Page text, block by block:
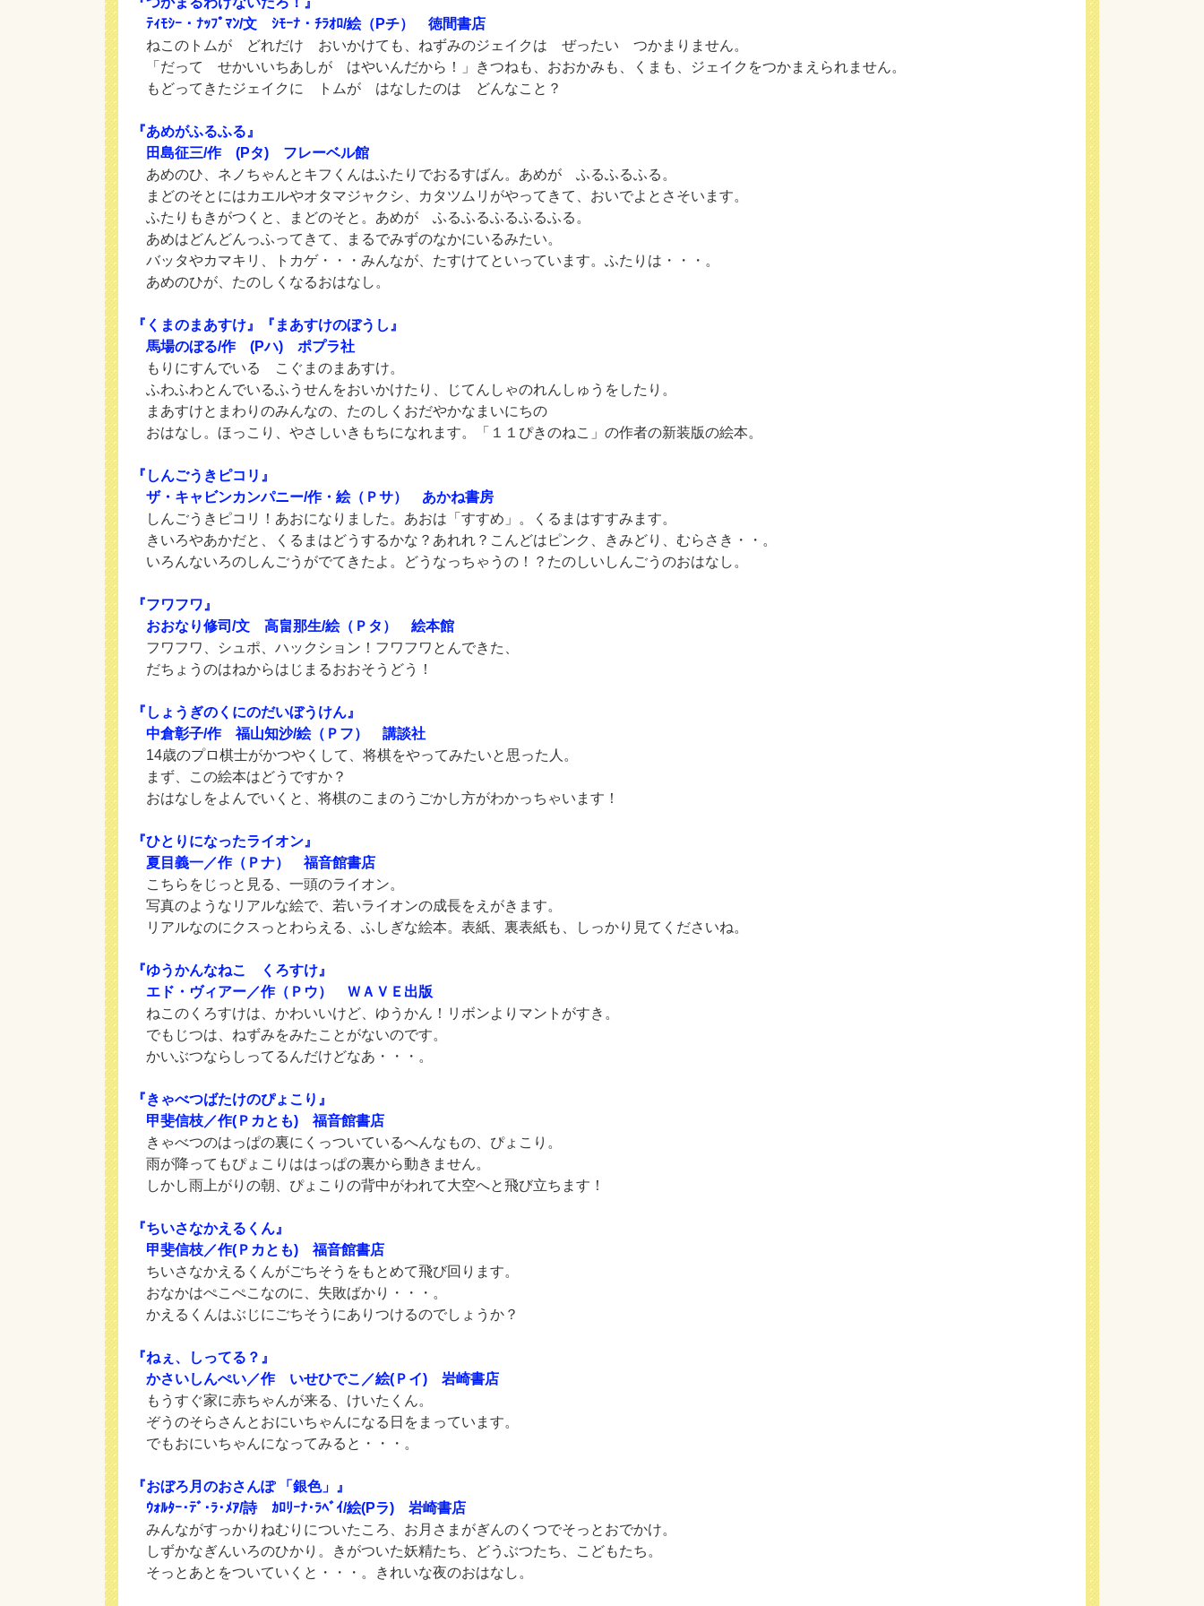
ﾃｨﾓｼｰ・ﾅｯﾌﾟﾏﾝ/文 ｼﾓｰﾅ・ﾁﾗｵﾛ/絵（Pチ） 徳間書店
ねこのトムが どれだけ おいかけても、ねずみのジェイクは ぜったい つかまりません。
「だって せかいいちあしが はやいんだから！」きつねも、おおかみも、くまも、ジェイクをつかまえられません。
もどってきたジェイクに トムが はなしたのは どんなこと？
『あめがふるふる』
田島征三/作 (Pタ) フレーベル館
あめのひ、ネノちゃんとキフくんはふたりでおるすばん。あめが ふるふるふる。
まどのそとにはカエルやオタマジャクシ、カタツムリがやってきて、おいでよとさそいます。
ふたりもきがつくと、まどのそと。あめが ふるふるふるふるふる。
あめはどんどんっふってきて、まるでみずのなかにいるみたい。
バッタやカマキリ、トカゲ・・・みんなが、たすけてといっています。ふたりは・・・。
あめのひが、たのしくなるおはなし。
『くまのまあすけ』『まあすけのぼうし』
馬場のぼる/作 (Pハ) ポプラ社
もりにすんでいる こぐまのまあすけ。
ふわふわとんでいるふうせんをおいかけたり、じてんしゃのれんしゅうをしたり。
まあすけとまわりのみんなの、たのしくおだやかなまいにちの
おはなし。ほっこり、やさしいきもちになれます。「１１ぴきのねこ」の作者の新装版の絵本。
『しんごうきピコリ』
ザ・キャビンカンパニー/作・絵（Ｐサ） あかね書房
しんごうきピコリ！あおになりました。あおは「すすめ」。くるまはすすみます。
きいろやあかだと、くるまはどうするかな？あれれ？こんどはピンク、きみどり、むらさき・・。
いろんないろのしんごうがでてきたよ。どうなっちゃうの！？たのしいしんごうのおはなし。
『フワフワ』
おおなり修司/文 高畠那生/絵（Ｐタ） 絵本館
フワフワ、シュポ、ハックション！フワフワとんできた、
だちょうのはねからはじまるおおそうどう！
『しょうぎのくにのだいぼうけん』
中倉彰子/作 福山知沙/絵（Ｐフ） 講談社
14歳のプロ棋士がかつやくして、将棋をやってみたいと思った人。
まず、この絵本はどうですか？
おはなしをよんでいくと、将棋のこまのうごかし方がわかっちゃいます！
『ひとりになったライオン』
夏目義一／作（Ｐナ） 福音館書店
こちらをじっと見る、一頭のライオン。
写真のようなリアルな絵で、若いライオンの成長をえがきます。
リアルなのにクスっとわらえる、ふしぎな絵本。表紙、裏表紙も、しっかり見てくださいね。
『ゆうかんなねこ くろすけ』
エド・ヴィアー／作（Ｐウ） ＷＡＶＥ出版
ねこのくろすけは、かわいいけど、ゆうかん！リボンよりマントがすき。
でもじつは、ねずみをみたことがないのです。
かいぶつならしってるんだけどなあ・・・。
『きゃべつばたけのぴょこり』
甲斐信枝／作(Ｐカとも) 福音館書店
きゃべつのはっぱの裏にくっついているへんなもの、ぴょこり。
雨が降ってもぴょこりははっぱの裏から動きません。
しかし雨上がりの朝、ぴょこりの背中がわれて大空へと飛び立ちます！
『ちいさなかえるくん』
甲斐信枝／作(Ｐカとも) 福音館書店
ちいさなかえるくんがごちそうをもとめて飛び回ります。
おなかはぺこぺこなのに、失敗ばかり・・・。
かえるくんはぶじにごちそうにありつけるのでしょうか？
『ねぇ、しってる？』
かさいしんぺい／作 いせひでこ／絵(Ｐイ) 岩崎書店
もうすぐ家に赤ちゃんが来る、けいたくん。
ぞうのそらさんとおにいちゃんになる日をまっています。
でもおにいちゃんになってみると・・・。
『おぼろ月のおさんぽ 「銀色」』
ｳｫﾙﾀｰ･ﾃﾞ･ﾗ･ﾒｱ/詩 ｶﾛﾘｰﾅ･ﾗﾍﾞｲ/絵(Pラ) 岩崎書店
みんながすっかりねむりについたころ、お月さまがぎんのくつでそっとおでかけ。
しずかなぎんいろのひかり。きがついた妖精たち、どうぶつたち、こどもたち。
そっとあとをついていくと・・・。きれいな夜のおはなし。